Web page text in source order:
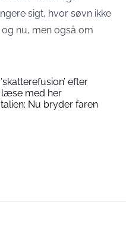
sigt, hvor søvn ikke
nu, men også om
efter
læse med her
Nu bryder faren